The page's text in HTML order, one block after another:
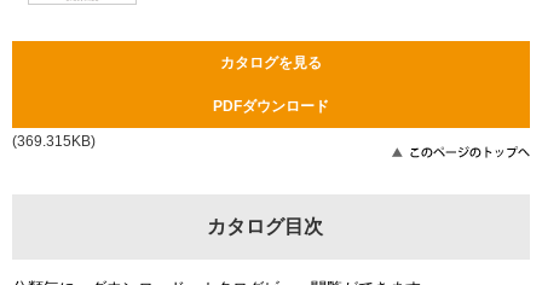
カタログを見る
PDFダウンロード
(369.315KB)
カタログ目次